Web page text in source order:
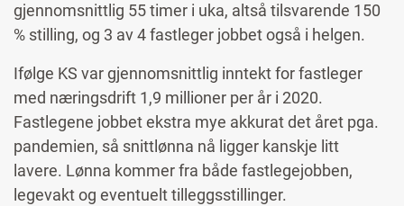
gjennomsnittlig 55 timer i uka, altså tilsvarende 150
% stilling, og 3 av 4 fastleger jobbet også i helgen.
Ifølge KS var gjennomsnittlig inntekt for fastleger
med næringsdrift 1,9 millioner per år i 2020.
Fastlegene jobbet ekstra mye akkurat det året pga.
pandemien, så snittlønna nå ligger kanskje litt
lavere. Lønna kommer fra både fastlegejobben,
legevakt og eventuelt tilleggsstillinger.